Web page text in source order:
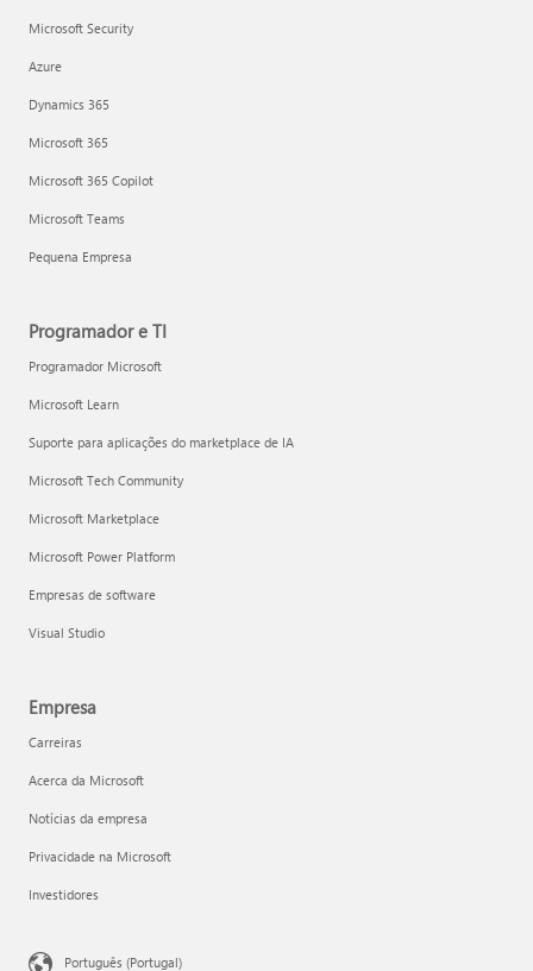
Microsoft Security
Azure
Dynamics 365
Microsoft 365
Microsoft 365 Copilot
Microsoft Teams
Pequena Empresa
Programador e TI
Programador Microsoft
Microsoft Learn
Suporte para aplicações do marketplace de IA
Microsoft Tech Community
Microsoft Marketplace
Microsoft Power Platform
Empresas de software
Visual Studio
Empresa
Carreiras
Acerca da Microsoft
Notícias da empresa
Privacidade na Microsoft
Investidores
Português (Portugal)